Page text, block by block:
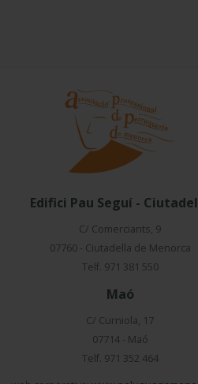
Edifici Pau Seguí -
C/ Comerciants, 9
07760 - Ciutadella de Menorca
Telf. 971 381 550
Maó
C/ Curniola, 17
07714 - Maó
Telf. 971 352 464